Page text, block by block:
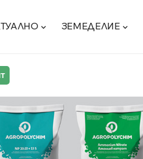
ЗЕМЕДЕЛИЕ